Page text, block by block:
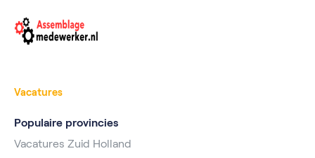
Vacatures
Populaire provincies
Vacatures Zuid Holland